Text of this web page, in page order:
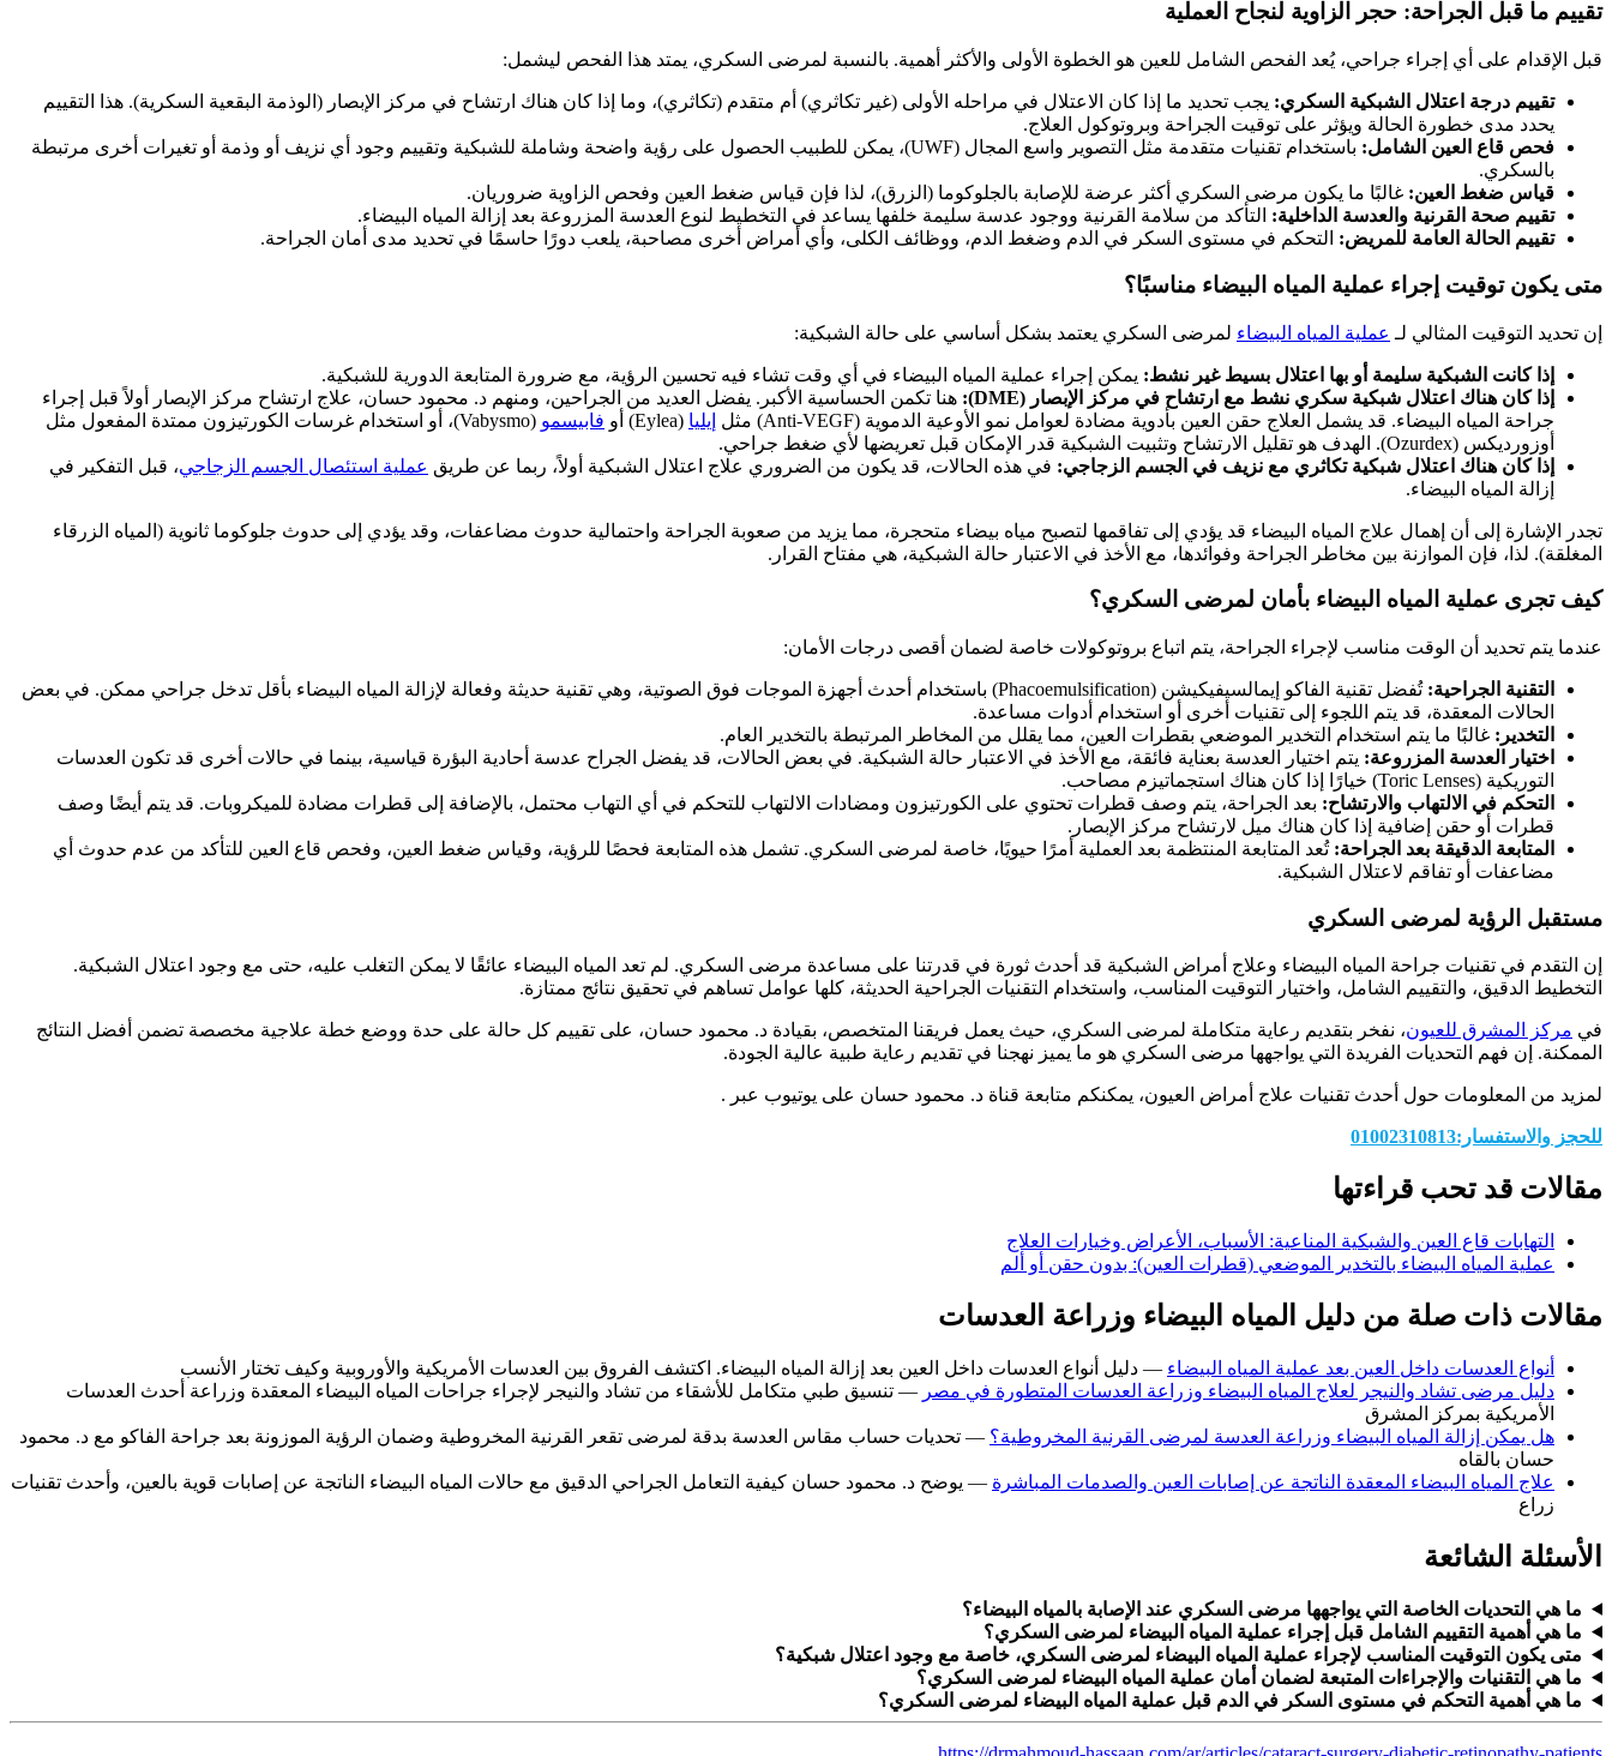
تقييم ما قبل الجراحة: حجر الزاوية لنجاح العملية
قبل الإقدام على أي إجراء جراحي، يُعد الفحص الشامل للعين هو الخطوة الأولى والأكثر أهمية. بالنسبة لمرضى السكري، يمتد هذا الفحص ليشمل:
تقييم درجة اعتلال الشبكية السكري: يجب تحديد ما إذا كان الاعتلال في مراحله الأولى (غير تكاثري) أم متقدم (تكاثري)، وما إذا كان هناك ارتشاح في مركز الإبصار (الوذمة البقعية السكرية). هذا التقييم
يحدد مدى خطورة الحالة ويؤثر على توقيت الجراحة وبروتوكول العلاج.
فحص قاع العين الشامل:
باستخدام تقنيات متقدمة مثل التصوير واسع المجال (UWF)، يمكن للطبيب الحصول على رؤية واضحة وشاملة للشبكية وتقييم وجود أي نزيف أو وذمة أو تغيرات أخرى مرتبطة
بالسكري.
قياس ضغط العين: غالبًا ما يكون مرضى السكري أكثر عرضة للإصابة بالجلوكوما (الزرق)، لذا فإن قياس ضغط العين وفحص الزاوية ضروريان.
تقييم صحة القرنية والعدسة الداخلية: التأكد من سلامة القرنية ووجود عدسة سليمة خلفها يساعد في التخطيط لنوع العدسة المزروعة بعد إزالة المياه البيضاء.
تقييم الحالة العامة للمريض: التحكم في مستوى السكر في الدم وضغط الدم، ووظائف الكلى، وأي أمراض أخرى مصاحبة، يلعب دورًا حاسمًا في تحديد مدى أمان الجراحة.
متى يكون توقيت إجراء عملية المياه البيضاء مناسبًا؟
إن تحديد التوقيت المثالي لـ عملية المياه البيضاء لمرضى السكري يعتمد بشكل أساسي على حالة الشبكية:
إذا كانت الشبكية سليمة أو بها اعتلال بسيط غير نشط: يمكن إجراء عملية المياه البيضاء في أي وقت تشاء فيه تحسين الرؤية، مع ضرورة المتابعة الدورية للشبكية.
إذا كان هناك اعتلال شبكية سكري نشط مع ارتشاح في مركز الإبصار (DME):
هنا تكمن الحساسية الأكبر. يفضل العديد من الجراحين، ومنهم د. محمود حسان، علاج ارتشاح مركز الإبصار أولاً قبل إجراء
جراحة المياه البيضاء. قد يشمل العلاج حقن العين بأدوية مضادة لعوامل نمو الأوعية الدموية (Anti-VEGF) مثل
إيليا (Eylea) أو فابيسمو
(Vabysmo)، أو استخدام غرسات الكورتيزون ممتدة المفعول مثل
أوزورديكس (Ozurdex). الهدف هو تقليل الارتشاح وتثبيت الشبكية قدر الإمكان قبل تعريضها لأي ضغط جراحي.
إذا كان هناك اعتلال شبكية تكاثري مع نزيف في الجسم الزجاجي: في هذه الحالات، قد يكون من الضروري علاج اعتلال الشبكية أولاً، ربما عن طريق عملية استئصال الجسم الزجاجي، قبل التفكير في
إزالة المياه البيضاء.
تجدر الإشارة إلى أن إهمال علاج المياه البيضاء قد يؤدي إلى تفاقمها لتصبح مياه بيضاء متحجرة، مما يزيد من صعوبة الجراحة واحتمالية حدوث مضاعفات، وقد يؤدي إلى حدوث جلوكوما ثانوية (المياه الزرقاء
المغلقة). لذا، فإن الموازنة بين مخاطر الجراحة وفوائدها، مع الأخذ في الاعتبار حالة الشبكية، هي مفتاح القرار.
كيف تجرى عملية المياه البيضاء بأمان لمرضى السكري؟
عندما يتم تحديد أن الوقت مناسب لإجراء الجراحة، يتم اتباع بروتوكولات خاصة لضمان أقصى درجات الأمان:
التقنية الجراحية:
تُفضل تقنية الفاكو إيمالسيفيكيشن (Phacoemulsification) باستخدام أحدث أجهزة الموجات فوق الصوتية، وهي تقنية حديثة وفعالة لإزالة المياه البيضاء بأقل تدخل جراحي ممكن. في بعض
الحالات المعقدة، قد يتم اللجوء إلى تقنيات أخرى أو استخدام أدوات مساعدة.
التخدير: غالبًا ما يتم استخدام التخدير الموضعي بقطرات العين، مما يقلل من المخاطر المرتبطة بالتخدير العام.
اختيار العدسة المزروعة: يتم اختيار العدسة بعناية فائقة، مع الأخذ في الاعتبار حالة الشبكية. في بعض الحالات، قد يفضل الجراح عدسة أحادية البؤرة قياسية، بينما في حالات أخرى قد تكون العدسات
التوريكية (Toric Lenses) خيارًا إذا كان هناك استجماتيزم مصاحب.
التحكم في الالتهاب والارتشاح: بعد الجراحة، يتم وصف قطرات تحتوي على الكورتيزون ومضادات الالتهاب للتحكم في أي التهاب محتمل، بالإضافة إلى قطرات مضادة للميكروبات. قد يتم أيضًا وصف
قطرات أو حقن إضافية إذا كان هناك ميل لارتشاح مركز الإبصار.
المتابعة الدقيقة بعد الجراحة: تُعد المتابعة المنتظمة بعد العملية أمرًا حيويًا، خاصة لمرضى السكري. تشمل هذه المتابعة فحصًا للرؤية، وقياس ضغط العين، وفحص قاع العين للتأكد من عدم حدوث أي
مضاعفات أو تفاقم لاعتلال الشبكية.
مستقبل الرؤية لمرضى السكري
إن التقدم في تقنيات جراحة المياه البيضاء وعلاج أمراض الشبكية قد أحدث ثورة في قدرتنا على مساعدة مرضى السكري. لم تعد المياه البيضاء عائقًا لا يمكن التغلب عليه، حتى مع وجود اعتلال الشبكية.
التخطيط الدقيق، والتقييم الشامل، واختيار التوقيت المناسب، واستخدام التقنيات الجراحية الحديثة، كلها عوامل تساهم في تحقيق نتائج ممتازة.
في مركز المشرق للعيون، نفخر بتقديم رعاية متكاملة لمرضى السكري، حيث يعمل فريقنا المتخصص، بقيادة د. محمود حسان، على تقييم كل حالة على حدة ووضع خطة علاجية مخصصة تضمن أفضل النتائج
الممكنة. إن فهم التحديات الفريدة التي يواجهها مرضى السكري هو ما يميز نهجنا في تقديم رعاية طبية عالية الجودة.
لمزيد من المعلومات حول أحدث تقنيات علاج أمراض العيون، يمكنكم متابعة قناة د. محمود حسان على يوتيوب عبر .
للحجز والاستفسار:01002310813
مقالات قد تحب قراءتها
التهابات قاع العين والشبكية المناعية: الأسباب، الأعراض وخيارات العلاج
عملية المياه البيضاء بالتخدير الموضعي (قطرات العين): بدون حقن أو ألم
مقالات ذات صلة من دليل المياه البيضاء وزراعة العدسات
أنواع العدسات داخل العين بعد عملية المياه البيضاء — دليل أنواع العدسات داخل العين بعد إزالة المياه البيضاء. اكتشف الفروق بين العدسات الأمريكية والأوروبية وكيف تختار الأنسب
دليل مرضى تشاد والنيجر لعلاج المياه البيضاء وزراعة العدسات المتطورة في مصر — تنسيق طبي متكامل للأشقاء من تشاد والنيجر لإجراء جراحات المياه البيضاء المعقدة وزراعة أحدث العدسات
الأمريكية بمركز المشرق
هل يمكن إزالة المياه البيضاء وزراعة العدسة لمرضى القرنية المخروطية؟ — تحديات حساب مقاس العدسة بدقة لمرضى تقعر القرنية المخروطية وضمان الرؤية الموزونة بعد جراحة الفاكو مع د. محمود
حسان بالقاه
علاج المياه البيضاء المعقدة الناتجة عن إصابات العين والصدمات المباشرة — يوضح د. محمود حسان كيفية التعامل الجراحي الدقيق مع حالات المياه البيضاء الناتجة عن إصابات قوية بالعين، وأحدث تقنيات
زراع
الأسئلة الشائعة
ما هي التحديات الخاصة التي يواجهها مرضى السكري عند الإصابة بالمياه البيضاء؟
ما هي أهمية التقييم الشامل قبل إجراء عملية المياه البيضاء لمرضى السكري؟
متى يكون التوقيت المناسب لإجراء عملية المياه البيضاء لمرضى السكري، خاصة مع وجود اعتلال شبكية؟
ما هي التقنيات والإجراءات المتبعة لضمان أمان عملية المياه البيضاء لمرضى السكري؟
ما هي أهمية التحكم في مستوى السكر في الدم قبل عملية المياه البيضاء لمرضى السكري؟